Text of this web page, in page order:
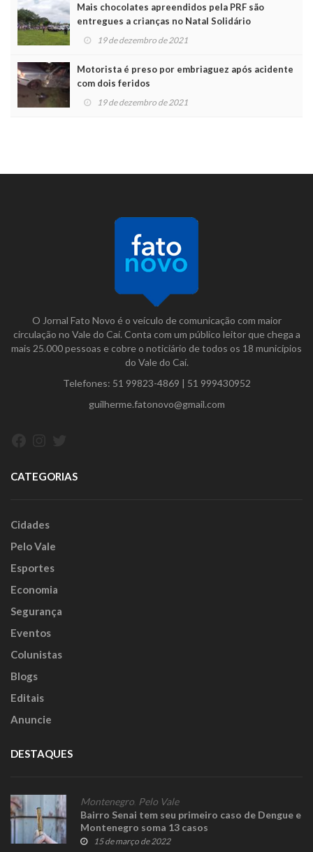
Mais chocolates apreendidos pela PRF são
entregues a crianças no Natal Solidário
19 de dezembro de 2021
Motorista é preso por embriaguez após acidente
com dois feridos
19 de dezembro de 2021
O Jornal Fato Novo é o veículo de comunicação com maior
circulação no Vale do Caí. Conta com um público leitor que chega a
mais 25.000 pessoas e cobre o noticiário de todos os 18 municípios
do Vale do Caí.
Telefones: 51 99823-4869 | 51 999430952
guilherme.fatonovo@gmail.com
CATEGORIAS
Cidades
Pelo Vale
Esportes
Economia
Segurança
Eventos
Colunistas
Blogs
Editais
Anuncie
DESTAQUES
Montenegro Pelo Vale
Bairro Senai tem seu primeiro caso de Dengue e
Montenegro soma 13 casos
15 de março de 2022